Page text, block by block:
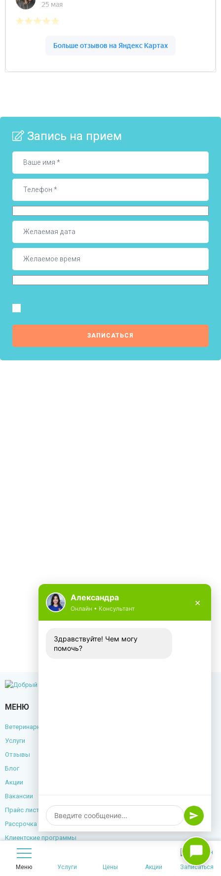
Меню Услуги Цены Акции Записаться
Запись на прием
МЕНЮ
Ветеринарный центр
Услуги
Отзывы
Блог
Акции
Вакансии
Прайс лист
Рассрочка
Клиентские программы
Контакты
Александра
Онлайн • Консультант
×
Здравствуйте! Чем могу
помочь?